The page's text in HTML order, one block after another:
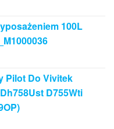
100L
Pilot Do Vivitek
D755Wti